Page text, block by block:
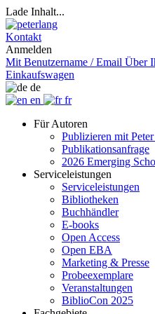
Lade Inhalt...
Kontakt
Anmelden
Mit Benutzername / Email Über
Einkaufswagen
de
en
fr
Für Autoren
Publizieren mit
Publikationsanfrage
2026 Emerging
Serviceleistungen
Serviceleistungen
Bibliotheken
Buchhändler
E-books
Open Access
Open EBA
Marketing & Presse
Probeexemplare
Veranstaltungen
BiblioCon 2025